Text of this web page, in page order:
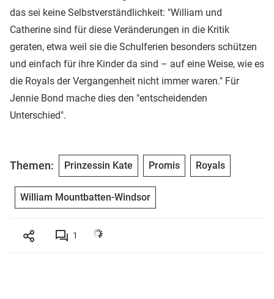
das sei keine Selbstverständlichkeit: "William und
Catherine sind für diese Veränderungen in die Kritik
geraten, etwa weil sie die Schulferien besonders schützen
und einfach für ihre Kinder da sind – auf eine Weise, wie es
die Royals der Vergangenheit nicht immer waren." Für
Jennie Bond mache dies den "entscheidenden
Unterschied".
Themen: Prinzessin Kate Promis Royals
William Mountbatten-Windsor
1